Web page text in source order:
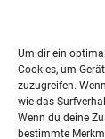
Um dir ein
Cookies, um
zuzugreifen.
wie das
Wenn du deine
bestimmte